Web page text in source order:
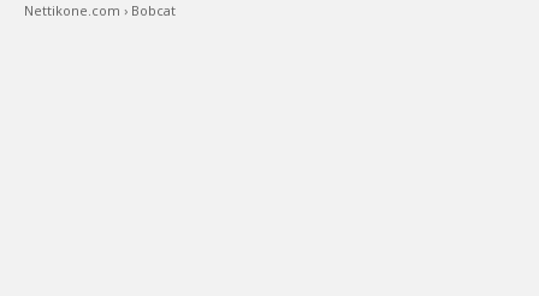
Nettikone.com › Bobcat